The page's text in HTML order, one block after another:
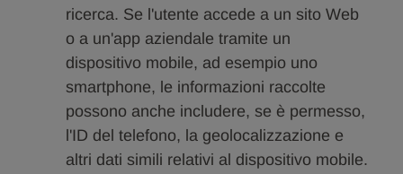
ricerca. Se l'utente accede a un sito Web
o a un'app aziendale tramite un
dispositivo mobile, ad esempio uno
smartphone, le informazioni raccolte
possono anche includere, se è permesso,
l'ID del telefono, la geolocalizzazione e
altri dati simili relativi al dispositivo mobile.